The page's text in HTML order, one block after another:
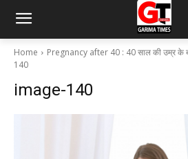
Home Pregnancy after 40 : 40 साल की उम्र के
140
image-140